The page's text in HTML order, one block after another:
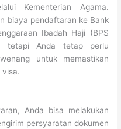
Kementerian Agama.
biaya pendaftaran ke Bank
Ibadah Haji (BPS
tetapi Anda tetap perlu
untuk memastikan
visa.
Anda bisa melakukan
persyaratan dokumen